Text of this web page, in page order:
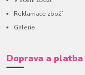
Reklamace zboží
Galerie
Doprava a platba